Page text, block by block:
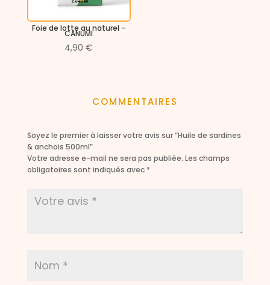
Foie de lotte au naturel –
CANUMI
4,90€
COMMENTAIRES
Soyez le premier à laisser votre avis sur “Huile de sardines
& anchois 500ml”
Votre adresse e-mail ne sera pas publiée. Les champs
obligatoires sont indiqués avec *